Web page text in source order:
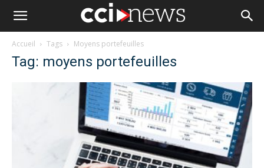
Accueil Tags Moyens portefeuilles
Tag: moyens portefeuilles